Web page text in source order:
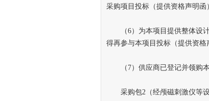
采购项目投标（提供资格声明函
（6）为本项目提供整体设计
得再参与本项目投标（提供资格
（7）供应商已登记并领购本
采购包2（经颅磁刺激仪等设